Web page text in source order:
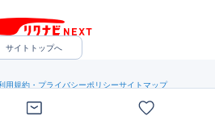
サイトトップへ
用規約・プライバシーポリシーサイトマップ
（C）Indeed Inc.